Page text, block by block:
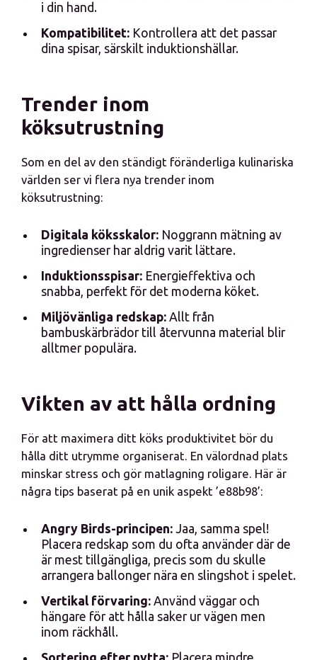
i din hand.
Kompatibilitet: Kontrollera att det passar
dina spisar, särskilt induktionshällar.
Trender inom
köksutrustning
Som en del av den ständigt föränderliga kulinariska
världen ser vi flera nya trender inom
köksutrustning:
Digitala köksskalor: Noggrann mätning av
ingredienser har aldrig varit lättare.
Induktionsspisar: Energieffektiva och
snabba, perfekt för det moderna köket.
Miljövänliga redskap: Allt från
bambuskärbrädor till återvunna material blir
alltmer populära.
Vikten av att hålla ordning
För att maximera ditt köks produktivitet bör du
hålla ditt utrymme organiserat. En välordnad plats
minskar stress och gör matlagning roligare. Här är
några tips baserat på en unik aspekt ’e88b98’:
Angry Birds-principen: Jaa, samma spel!
Placera redskap som du ofta använder där de
är mest tillgängliga, precis som du skulle
arrangera ballonger nära en slingshot i spelet.
Vertikal förvaring: Använd väggar och
hängare för att hålla saker ur vägen men
inom räckhåll.